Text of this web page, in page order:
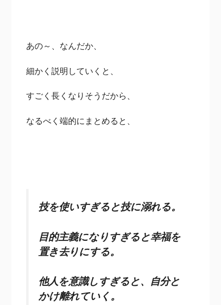
あの～、なんだか、
細かく説明していくと、
すごく長くなりそうだから、
なるべく端的にまとめると、
技を使いすぎると技に溺れる。
目的主義になりすぎると幸福を
置き去りにする。
他人を意識しすぎると、自分と
かけ離れていく。